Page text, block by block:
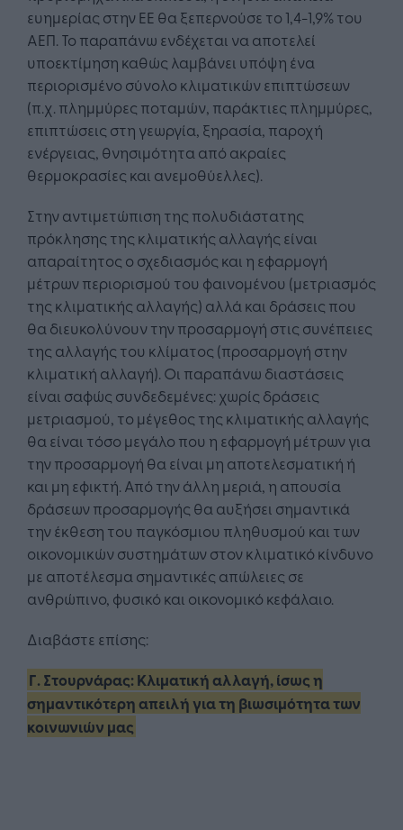
ευημερίας στην ΕΕ θα ξεπερνούσε το 1,4-1,9% του
ΑΕΠ. Το παραπάνω ενδέχεται να αποτελεί
υποεκτίμηση καθώς λαμβάνει υπόψη ένα
περιορισμένο σύνολο κλιματικών επιπτώσεων
(π.χ. πλημμύρες ποταμών, παράκτιες πλημμύρες,
επιπτώσεις στη γεωργία, ξηρασία, παροχή
ενέργειας, θνησιμότητα από ακραίες
θερμοκρασίες και ανεμοθύελλες).
Στην αντιμετώπιση της πολυδιάστατης
πρόκλησης της κλιματικής αλλαγής είναι
απαραίτητος ο σχεδιασμός και η εφαρμογή
μέτρων περιορισμού του φαινομένου (μετριασμός
της κλιματικής αλλαγής) αλλά και δράσεις που
θα διευκολύνουν την προσαρμογή στις συνέπειες
της αλλαγής του κλίματος (προσαρμογή στην
κλιματική αλλαγή). Οι παραπάνω διαστάσεις
είναι σαφώς συνδεδεμένες: χωρίς δράσεις
μετριασμού, το μέγεθος της κλιματικής αλλαγής
θα είναι τόσο μεγάλο που η εφαρμογή μέτρων για
την προσαρμογή θα είναι μη αποτελεσματική ή
και μη εφικτή. Από την άλλη μεριά, η απουσία
δράσεων προσαρμογής θα αυξήσει σημαντικά
την έκθεση του παγκόσμιου πληθυσμού και των
οικονομικών συστημάτων στον κλιματικό κίνδυνο
με αποτέλεσμα σημαντικές απώλειες σε
ανθρώπινο, φυσικό και οικονομικό κεφάλαιο.
Διαβάστε επίσης:
Γ. Στουρνάρας: Κλιματική αλλαγή, ίσως η
σημαντικότερη απειλή για τη βιωσιμότητα των
κοινωνιών μας